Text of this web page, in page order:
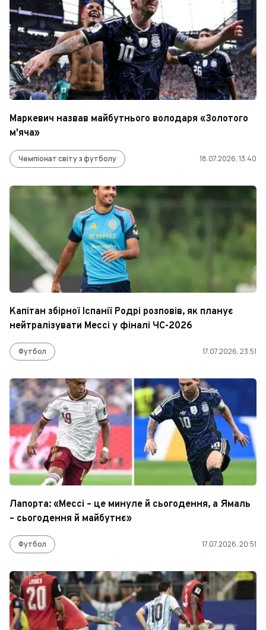
Маркевич назвав майбутнього володаря «Золотого
м'яча»
Чемпіонат світу з футболу 18.07.2026, 13:40
Капітан збірної Іспанії Родрі розповів, як планує
нейтралізувати Мессі у фіналі ЧС-2026
Футбол 17.07.2026, 23:51
Лапорта: «Мессі – це минуле й сьогодення, а Ямаль
– сьогодення й майбутнє»
Футбол 17.07.2026, 20:51